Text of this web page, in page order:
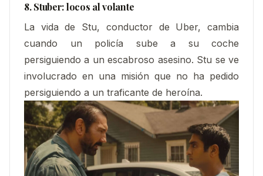
8. Stuber: locos al volante
La vida de Stu, conductor de Uber, cambia
cuando un policía sube a su coche
persiguiendo a un escabroso asesino. Stu se ve
involucrado en una misión que no ha pedido
persiguiendo a un traficante de heroína.